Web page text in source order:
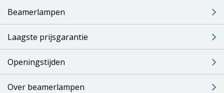
Beamerlampen
Laagste prijsgarantie
Openingstijden
Over beamerlampen